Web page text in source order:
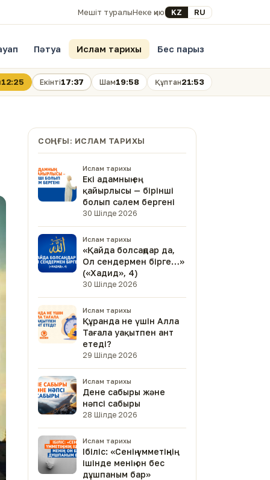
Мешіт туралыНеке қиюSelect your language
KZ RU
Пәтуа Ислам тарихы Бес парыз
12:25 Екінті17:37 Шам19:58 Құптан21:53
СОҢҒЫ: ИСЛАМ ТАРИХЫ
Ислам тарихы
Екі адамның ең
қайырлысы — бірінші
болып сәлем бергені
30 Шілде 2026
Ислам тарихы
«Қайда болсаңдар да,
Ол сендермен бірге…»
(«Хадид», 4)
30 Шілде 2026
Ислам тарихы
Құранда не үшін Алла
Тағала уақытпен ант
етеді?
29 Шілде 2026
Ислам тарихы
Дене сабыры және
нәпсі сабыры
28 Шілде 2026
Ислам тарихы
Ібіліс: «Сенің үмметіңнің
ішінде менің он бес
дұшпаным бар»